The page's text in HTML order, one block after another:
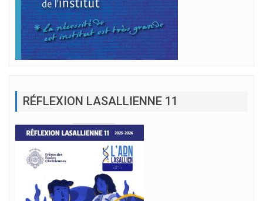
RÉFLEXION LASALLIENNE 11